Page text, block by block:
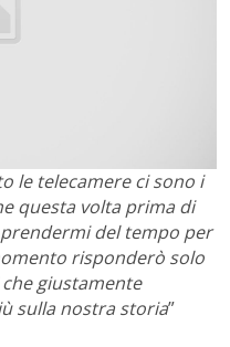
le telecamere ci sono i
questa volta prima di
del tempo per
risponderò solo
giustamente
sulla nostra storia”